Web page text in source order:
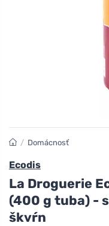
/ Domácnosť
Ecodis
La Droguerie
(400 g tuba) -
škvŕn